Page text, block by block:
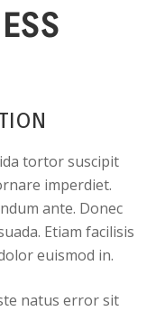
tortor suscipit
imperdiet.
ante. Donec
Etiam facilisis
euismod in.
natus error sit